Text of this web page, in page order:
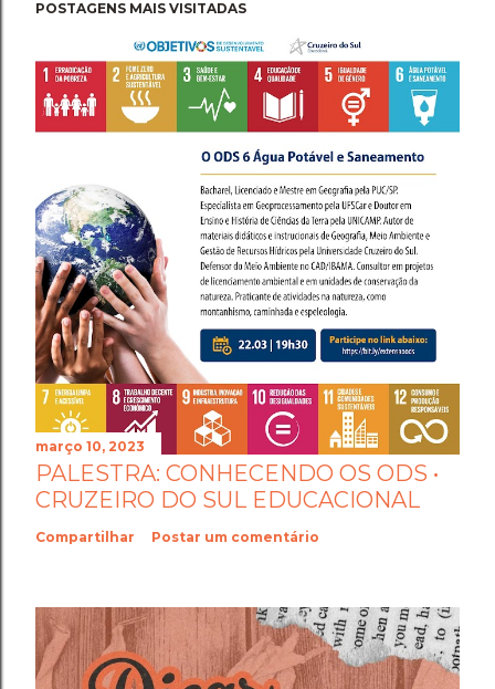
POSTAGENS MAIS VISITADAS
março 10, 2023
PALESTRA: CONHECENDO OS ODS •
CRUZEIRO DO SUL EDUCACIONAL
Compartilhar Postar um comentário